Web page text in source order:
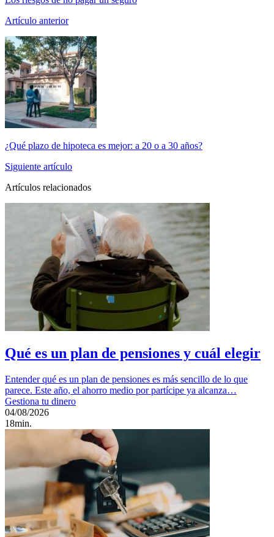
Artículo anterior
¿Qué plazo de hipoteca es mejor: a 20 o a 30 años?
Siguiente artículo
Artículos relacionados
Qué es un plan de pensiones y cuál elegir
Entender qué es un plan de pensiones es más sencillo de lo que
parece. Este año, el ahorro medio por partícipe ya alcanza…
Gestiona tu dinero
04/08/2026
18min.